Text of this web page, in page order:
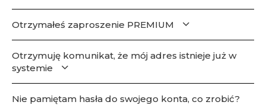
Otrzymałeś zaproszenie PREMIUM
Otrzymuję komunikat, że mój adres istnieje już w
systemie
Nie pamiętam hasła do swojego konta, co zrobić?